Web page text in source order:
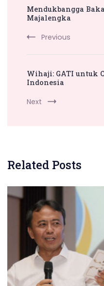
Navigation
Mendukbangga
Majalengka
Previous
Wihaji: GATI untuk
Indonesia
Next
Related Posts